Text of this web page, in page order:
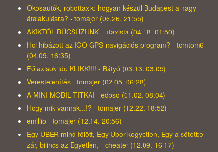
Okosautók, robottaxik: hogyan készül Budapest a nagy
átalakulásra? - tomajer (06.26. 21:55)
AKIKTŐL BÚCSÚZUNK - +taxista (04.18. 01:50)
Hol hibázott az IGO GPS-navigációs program? - tomtom6
(04.09. 16:35)
Főtaxisok ide KLIKK!!!! - Bátyó (03.13. 03:05)
Verestelenítés - tomajer (02.05. 06:28)
A MINI MOBIL TITKAI - edbso (01.02. 08:04)
Hogy mik vannak...!? - tomajer (12.22. 18:52)
emillio - tomajer (12.14. 20:56)
Egy UBER mind fölött, Egy Uber kegyetlen, Egy a sötétbe
zár, bilincs az Egyetlen, - cheater (12.09. 16:17)